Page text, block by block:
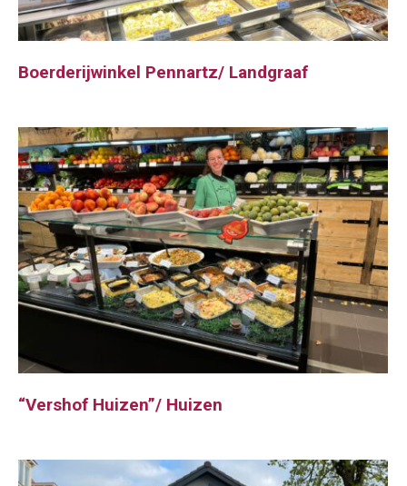
Boerderijwinkel Pennartz/ Landgraaf
“Vershof Huizen”/ Huizen